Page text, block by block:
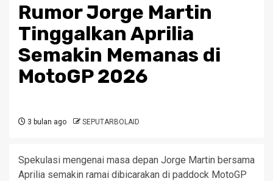
Rumor Jorge Martin
Tinggalkan Aprilia
Semakin Memanas di
MotoGP 2026
3 bulan ago SEPUTARBOLAID
Spekulasi mengenai masa depan Jorge Martin bersama
Aprilia semakin ramai dibicarakan di paddock MotoGP